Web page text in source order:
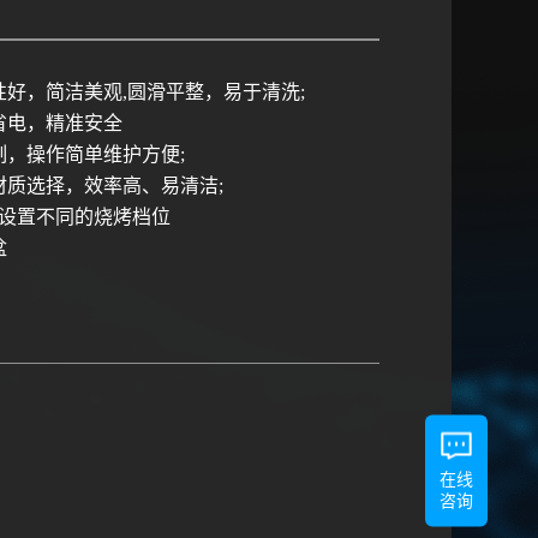
，简洁美观,圆滑平整，易于清洗;
电，精准安全
操作简单维护方便;
选择，效率高、易清洁;
置不同的烧烤档位
在线
咨询